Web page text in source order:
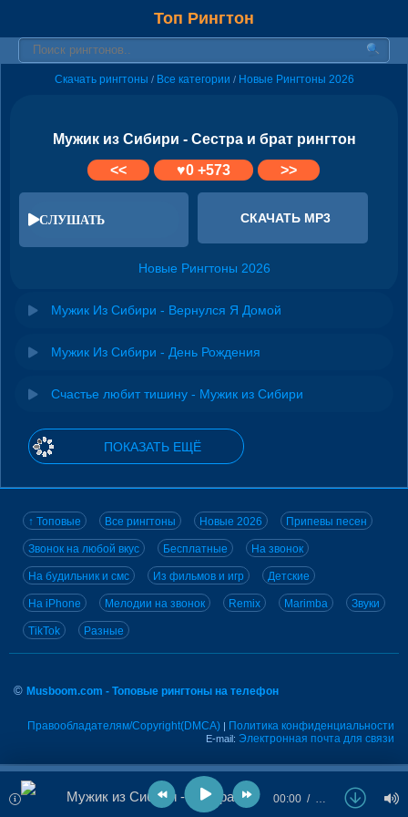
Топ Рингтон
Скачать рингтоны / Все категории / Новые Рингтоны 2026
Мужик из Сибири - Сестра и брат рингтон
<<
♥0+573 >>
СЛУШАТЬ СКАЧАТЬ MP3
Новые Рингтоны 2026
Мужик Из Сибири - Вернулся Я Домой
Мужик Из Сибири - День Рождения
Счастье любит тишину - Мужик из Сибири
ПОКАЗАТЬ ЕЩЁ
↑ Топовые Все рингтоны Новые 2026 Припевы песен
Звонок на любой вкус Бесплатные На звонок
На будильник и смс Из фильмов и игр Детские
На iPhone Мелодии на звонок Remix Marimba Звуки
TikTok Разные
© Musboom.com - Топовые рингтоны на телефон
Правообладателям/Copyright(DMCA) | Политика конфиденциальности
E-mail: Электронная почта для связи
Мужик из Сибири - Сестра и брат 00:00 …